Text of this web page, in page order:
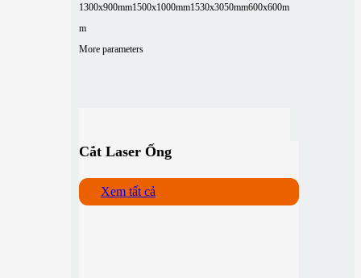
1300x900mm1500x1000mm1530x3050mm600x600m
m
More parameters
Cắt Laser Ống
Xem tất cả